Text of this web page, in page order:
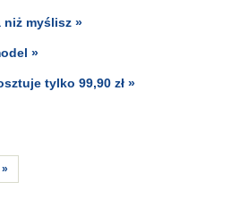
niż myślisz »
»
tylko 99,90 zł »
»